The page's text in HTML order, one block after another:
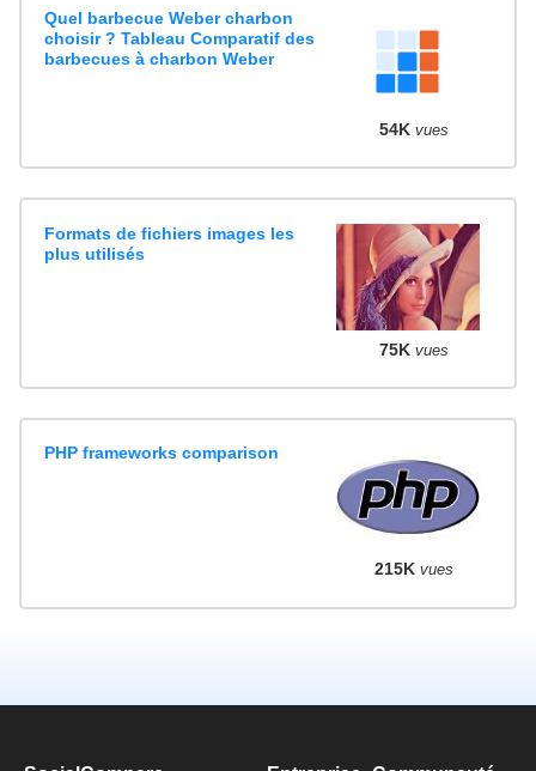
Quel barbecue Weber charbon
choisir ? Tableau Comparatif des
barbecues à charbon Weber
54K vues
Formats de fichiers images les
plus utilisés
75K vues
PHP frameworks comparison
215K vues